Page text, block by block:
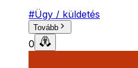
#Ügy / küldetés
Tovább
0